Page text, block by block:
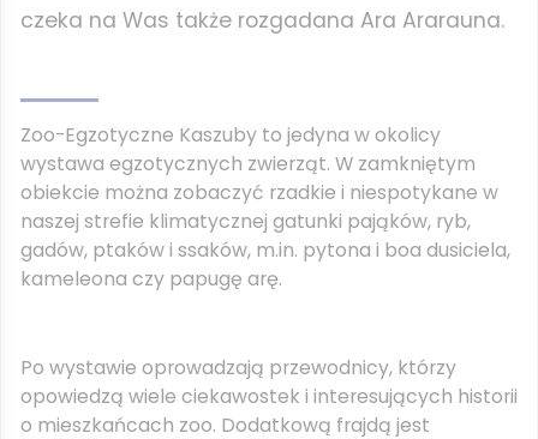
czeka na Was także rozgadana Ara Ararauna.
Zoo-Egzotyczne Kaszuby to jedyna w okolicy
wystawa egzotycznych zwierząt. W zamkniętym
obiekcie można zobaczyć rzadkie i niespotykane w
naszej strefie klimatycznej gatunki pająków, ryb,
gadów, ptaków i ssaków, m.in. pytona i boa dusiciela,
kameleona czy papugę arę.
Po wystawie oprowadzają przewodnicy, którzy
opowiedzą wiele ciekawostek i interesujących historii
o mieszkańcach zoo. Dodatkową frajdą jest